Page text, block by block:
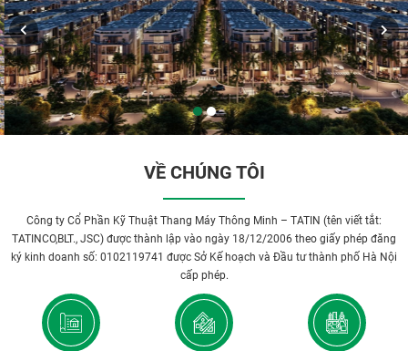
VỀ CHÚNG TÔI
Công ty Cổ Phần Kỹ Thuật Thang Máy Thông Minh – TATIN (tên viết tắt:
TATINCO,BLT., JSC) được thành lập vào ngày 18/12/2006 theo giấy phép đăng
ký kinh doanh số: 0102119741 được Sở Kế hoạch và Đầu tư thành phố Hà Nội
cấp phép.